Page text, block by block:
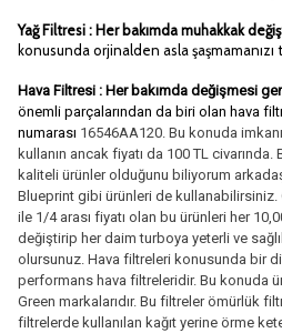
Yağ Filtresi : Her bakımda muhakkak
konusunda orjinalden asla
Hava Filtresi : Her bakımda değişmesi
önemli parçalarından da biri olan hava
numarası 16546AA120. Bu konuda
kullanın ancak fiyatı da 100 TL
kaliteli ürünler olduğunu biliyorum
Blueprint gibi ürünleri de kullanabilirsiniz.
ile 1/4 arası fiyatı olan bu ürünleri her
değiştirip her daim turboya yeterli ve
olursunuz. Hava filtreleri konusunda bir
performans hava filtreleridir. Bu konuda
Green markalarıdır. Bu filtreler ömürlük
filtrelerde kullanılan kağıt yerine örme